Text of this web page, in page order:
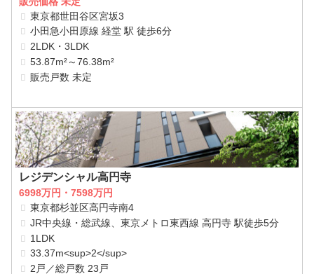
東京都世田谷区宮坂3
小田急小田原線 経堂 駅 徒歩6分
2LDK・3LDK
53.87m²～76.38m²
販売戸数 未定
レジデンシャル高円寺
6998万円・7598万円
東京都杉並区高円寺南4
JR中央線・総武線、東京メトロ東西線 高円寺 駅徒歩5分
1LDK
33.37m<sup>2</sup>
2戸／総戸数 23戸